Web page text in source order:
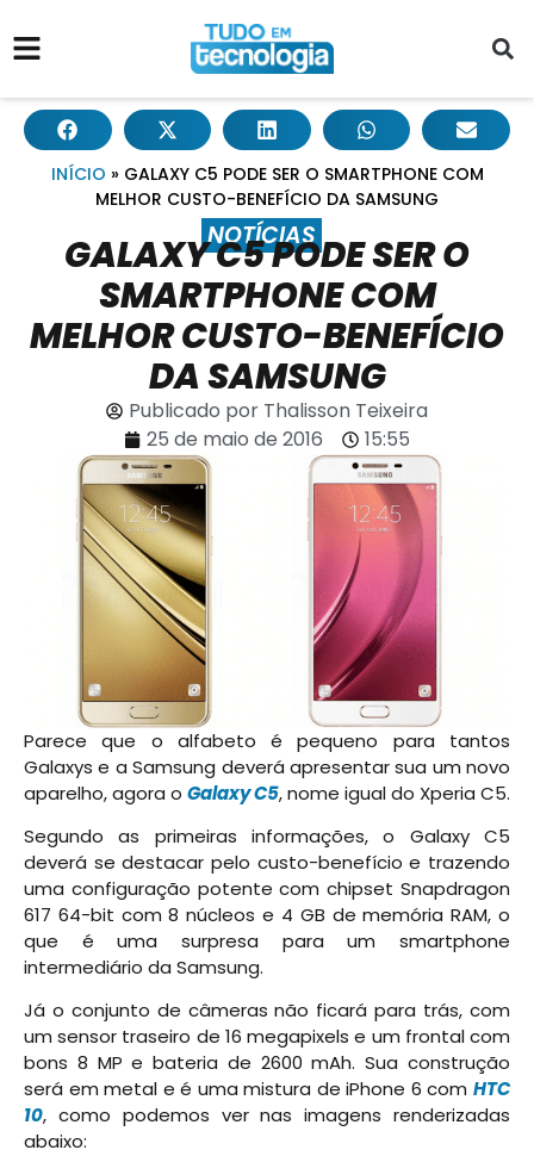
INÍCIO » GALAXY C5 PODE SER O SMARTPHONE COM
MELHOR CUSTO-BENEFÍCIO DA SAMSUNG
NOTÍCIAS
GALAXY C5 PODE SER O
SMARTPHONE COM
MELHOR CUSTO-BENEFÍCIO
DA SAMSUNG
Publicado por Thalisson Teixeira
25 de maio de 2016
15:55
Parece que o alfabeto é pequeno para tantos
Galaxys e a Samsung deverá apresentar sua um novo
aparelho, agora o Galaxy C5, nome igual do Xperia C5.
Segundo as primeiras informações, o Galaxy C5
deverá se destacar pelo custo-benefício e trazendo
uma configuração potente com chipset Snapdragon
617 64-bit com 8 núcleos e 4 GB de memória RAM, o
que é uma surpresa para um smartphone
intermediário da Samsung.
Já o conjunto de câmeras não ficará para trás, com
um sensor traseiro de 16 megapixels e um frontal com
bons 8 MP e bateria de 2600 mAh. Sua construção
será em metal e é uma mistura de iPhone 6 com HTC
10, como podemos ver nas imagens renderizadas
abaixo: